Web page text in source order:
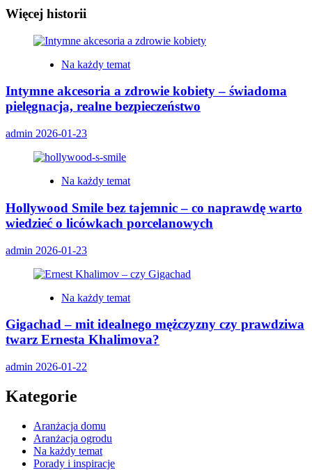
Więcej historii
Na każdy temat
Intymne akcesoria a zdrowie kobiety – świadoma
pielęgnacja, realne bezpieczeństwo
admin 2026-01-23
Na każdy temat
Hollywood Smile bez tajemnic – co naprawdę warto
wiedzieć o licówkach porcelanowych
admin 2026-01-23
Na każdy temat
Gigachad – mit idealnego mężczyzny czy prawdziwa
twarz Ernesta Khalimova?
admin 2026-01-22
Kategorie
Aranżacja domu
Aranżacja ogrodu
Na każdy temat
Porady i inspiracje